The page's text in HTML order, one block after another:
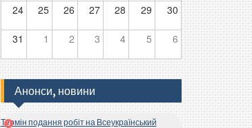
24 25 26 27 28 29 30
31 1 2 3 4 5 6
Анонси, новини
Термін подання робіт на Всеукраїнський